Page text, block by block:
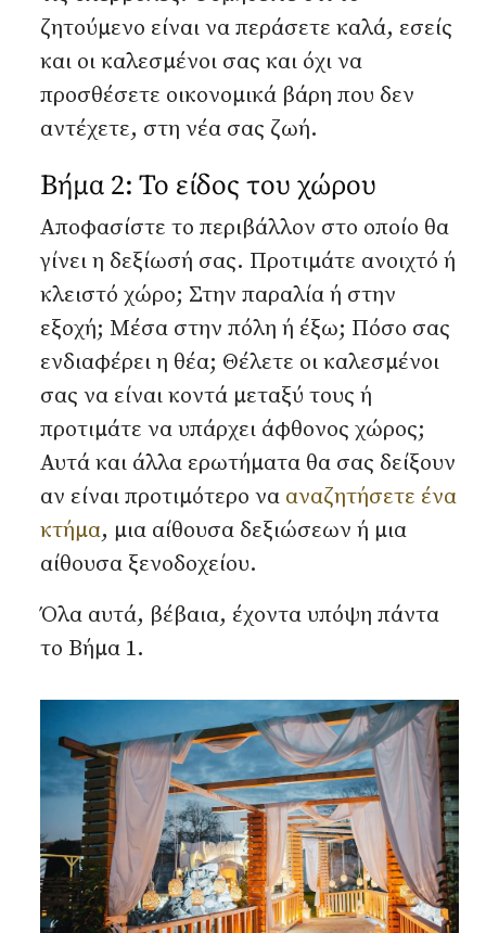
ζητούμενο είναι να περάσετε καλά, εσείς
και οι καλεσμένοι σας και όχι να
προσθέσετε οικονομικά βάρη που δεν
αντέχετε, στη νέα σας ζωή.
Βήμα 2: Το είδος του χώρου
Αποφασίστε το περιβάλλον στο οποίο θα
γίνει η δεξίωσή σας. Προτιμάτε ανοιχτό ή
κλειστό χώρο; Στην παραλία ή στην
εξοχή; Μέσα στην πόλη ή έξω; Πόσο σας
ενδιαφέρει η θέα; Θέλετε οι καλεσμένοι
σας να είναι κοντά μεταξύ τους ή
προτιμάτε να υπάρχει άφθονος χώρος;
Αυτά και άλλα ερωτήματα θα σας δείξουν
αν είναι προτιμότερο να αναζητήσετε ένα
κτήμα, μια αίθουσα δεξιώσεων ή μια
αίθουσα ξενοδοχείου.
Όλα αυτά, βέβαια, έχοντα υπόψη πάντα
το Βήμα 1.